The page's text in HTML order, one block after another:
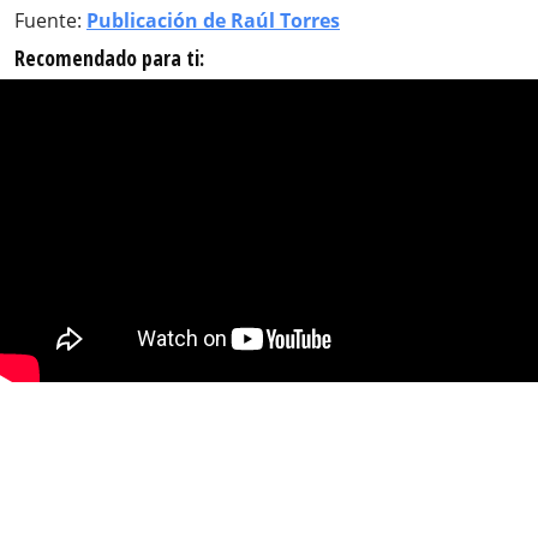
Fuente: Publicación de Raúl Torres
Recomendado para ti: